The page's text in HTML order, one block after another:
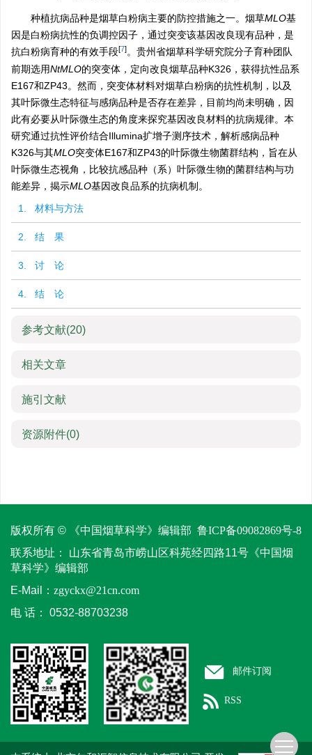
种植抗病品种是烟草白粉病主要的防控措施之一。烟草MLO基
因是白粉病抗性的负调控因子，通过突变该基因改良现有品种，是
抗白粉病育种的有效手段[7]。贵州省烟草科学研究院分子育种团队
前期选用NtMLO的突变体，定向改良烟草品种K326，获得抗性品系
E167和ZP43。然而，突变体材料对烟草白粉病的抗性机制，以及
其叶际微生态特征与感病品种是否存在差异，目前均尚未明确，因
此有必要从叶际微生态的角度来探究基因改良材料的抗病规律。本
研究通过抗性评价结合Illumina扩增子测序技术，解析感病品种
K326与其MLO突变体E167和ZP43的叶际微生物菌群结构，旨在从
叶际微生态视角，比较抗感品种（系）叶际微生物的菌群结构与功
能差异，揭示MLO基因改良品系的抗病机制。
1. 材料与方法
2. 结 果
3. 讨 论
4. 结 论
参考文献(20)
相关文章
施引文献
资源附件(0)
版权所有 © 《中国烟草科学》编辑部 鲁ICP备09082869号-8
联系地址：
山东省青岛市崂山区科苑经四路11号《中国烟
草科学》编辑部
E-Mail： zgyckx@21cn.com
电 话：
0532-88703238
邮件订阅
RSS